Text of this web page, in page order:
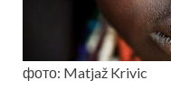
фото: Matjaž Krivic